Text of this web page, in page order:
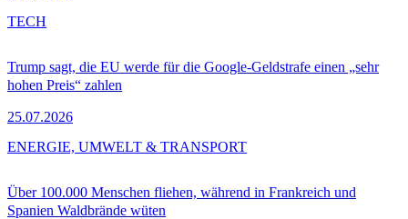
Trump sagt, die EU werde für die Google-Geldstrafe einen „sehr
hohen Preis“ zahlen
25.07.2026
TECH
Über 100.000 Menschen fliehen, während in Frankreich und
Spanien Waldbrände wüten
ENERGIE, UMWELT & TRANSPORT